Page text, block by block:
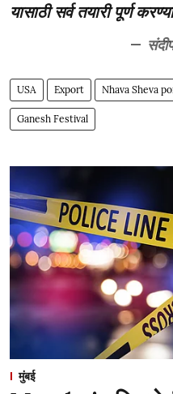
यासाठी सर्व तयारी पूर्ण
USA Export Nhava Sheva
Ganesh Festival
मुंबई